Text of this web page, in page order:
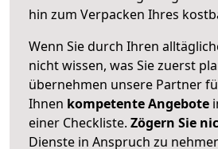
hin zum Verpacken Ihres
Wenn Sie durch Ihren
nicht wissen, was Sie zuerst
übernehmen unsere Partner
Ihnen kompetente Angebote
einer Checkliste. Zögern Sie
Dienste in Anspruch zu